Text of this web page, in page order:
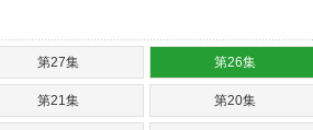
第27集 第26集
第21集 第20集